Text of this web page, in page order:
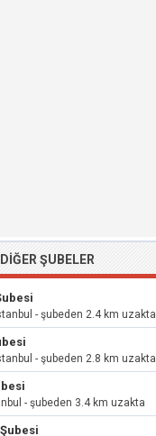
ŞUBELER
- şubeden 2.4 km uzakta
- şubeden 2.8 km uzakta
- şubeden 3.4 km uzakta